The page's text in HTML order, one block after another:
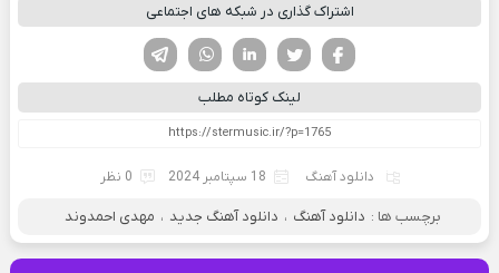
اشتراک گذاری در شبکه های اجتماعی
لینکدین تویتر
فیسوک
لینک کوتاه مطلب
دانلود آهنگ 18 سپتامبر 2024 0 نظر
برچسب ها : دانلود آهنگ ، دانلود آهنگ جدید ، مهدی احمدوند